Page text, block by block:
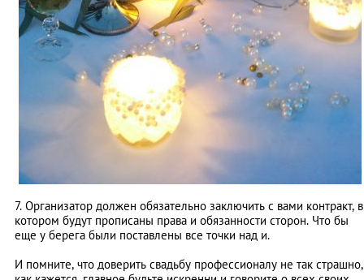
7. Организатор должен обязательно заключить с вами контракт, в
котором будут прописаны права и обязанности сторон. Что бы
еще у берега были поставлены все точки над и.
И помните, что доверить свадьбу профессионалу не так страшно,